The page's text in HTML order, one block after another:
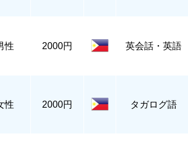
性 2000円 英会話・英語
性 2000円 タガログ語